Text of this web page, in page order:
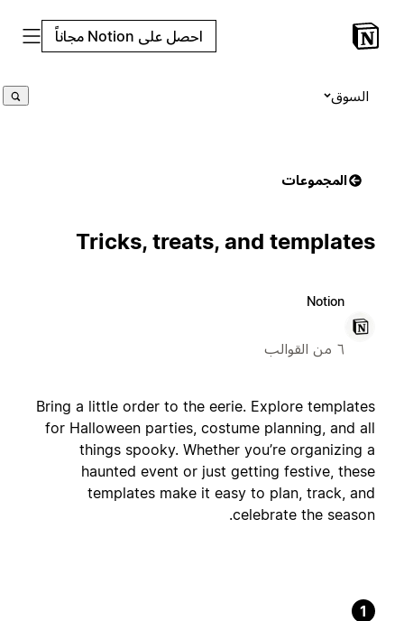
احصل على Notion مجاناً
السوق
المجموعات
Tricks, treats, and templates
Notion
٦ من القوالب
Bring a little order to the eerie. Explore templates
for Halloween parties, costume planning, and all
things spooky. Whether you’re organizing a
haunted event or just getting festive, these
templates make it easy to plan, track, and
celebrate the season.
1